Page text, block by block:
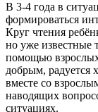
В 3-4 года в
формироваться
Круг чтения
но уже известные
помощью взрослых
добрым, радуется
вместе со
наводящих
ситуациях.